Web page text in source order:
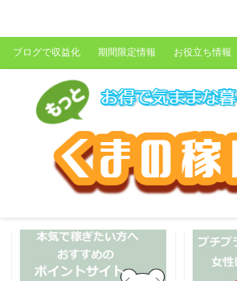
ブログで収益化 期間限定情報 お役立ち情報